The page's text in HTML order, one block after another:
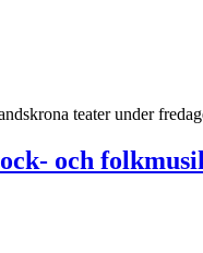
teater under
och